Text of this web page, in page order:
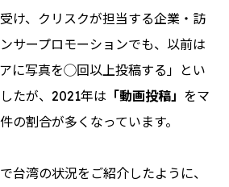
け、クリスクが担当する企業・訪
サープロモーションでも、以前は
アに写真を◯回以上投稿する」とい
たが、2021年は 「動画投稿」 をマ
の割合が多くなっています。
台湾の状況をご紹介したように、